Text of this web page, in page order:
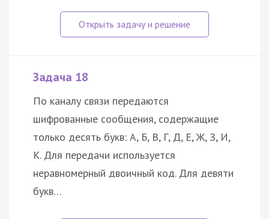
Задача 18
По каналу связи передаются
шифрованные сообщения, содержащие
только десять букв: А, Б, В, Г, Д, Е, Ж, З, И,
К. Для передачи используется
неравномерный двоичный код. Для девяти
букв…